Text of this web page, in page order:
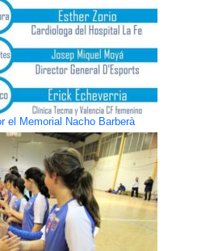
el Memorial Nacho Barberà